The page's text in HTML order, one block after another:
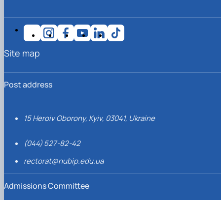
Post address
15 Heroiv Oborony, Kyiv, 03041, Ukraine
(044) 527-82-42
rectorat@nubip.edu.ua
Admissions Committee
Site map